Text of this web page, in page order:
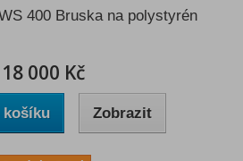
400 Bruska na polystyrén
18 000 Kč
košíku Zobrazit